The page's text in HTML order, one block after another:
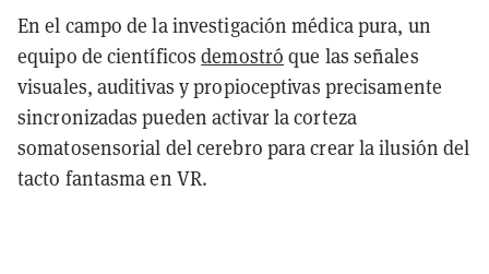
En el campo de la investigación médica pura, un
equipo de científicosdemostró que las señales
visuales, auditivas y propioceptivas precisamente
sincronizadas pueden activar la corteza
somatosensorial del cerebro para crear la ilusión del
tacto fantasma en VR.